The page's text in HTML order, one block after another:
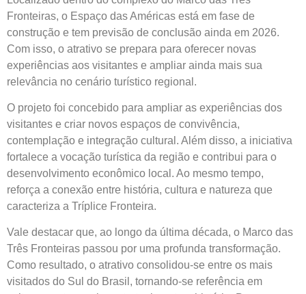
Fronteiras, o Espaço das Américas está em fase de
construção e tem previsão de conclusão ainda em 2026.
Com isso, o atrativo se prepara para oferecer novas
experiências aos visitantes e ampliar ainda mais sua
relevância no cenário turístico regional.
O projeto foi concebido para ampliar as experiências dos
visitantes e criar novos espaços de convivência,
contemplação e integração cultural. Além disso, a iniciativa
fortalece a vocação turística da região e contribui para o
desenvolvimento econômico local. Ao mesmo tempo,
reforça a conexão entre história, cultura e natureza que
caracteriza a Tríplice Fronteira.
Vale destacar que, ao longo da última década, o Marco das
Três Fronteiras passou por uma profunda transformação.
Como resultado, o atrativo consolidou-se entre os mais
visitados do Sul do Brasil, tornando-se referência em